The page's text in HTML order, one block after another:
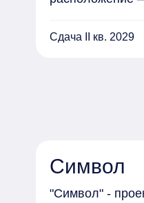
Сдача II кв. 2029
Символ
"Символ" -